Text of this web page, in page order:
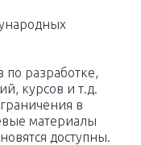
по разработке,
курсов и т.д.
в
материалы
доступны.